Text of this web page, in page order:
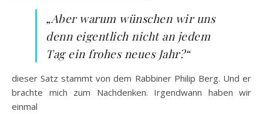
„Aber warum wünschen wir uns
denn eigentlich nicht an jedem
Tag ein frohes neues Jahr?“
dieser Satz stammt von dem Rabbiner Philip Berg. Und er
brachte mich zum Nachdenken. Irgendwann haben wir
einmal